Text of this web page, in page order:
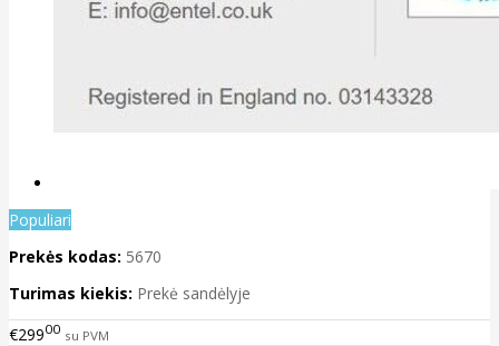
Populiari
Prekės kodas: 5670
Turimas kiekis: Prekė sandėlyje
€29900 su PVM